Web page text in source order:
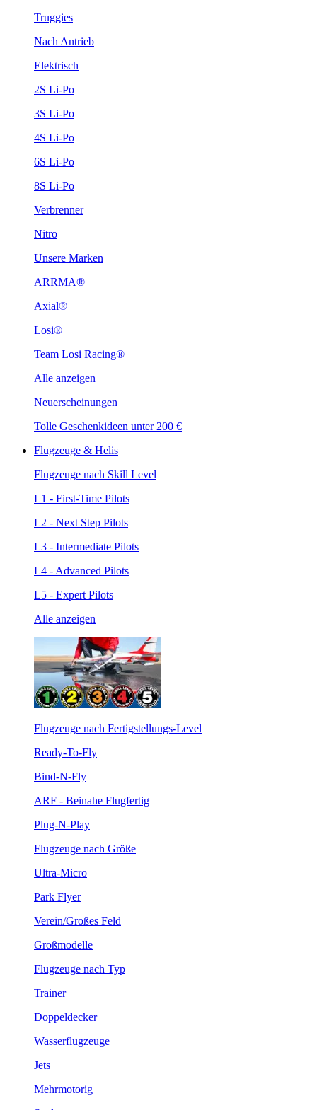
Truggies
Nach Antrieb
Elektrisch
2S Li-Po
3S Li-Po
4S Li-Po
6S Li-Po
8S Li-Po
Verbrenner
Nitro
Unsere Marken
ARRMA®
Axial®
Losi®
Team Losi Racing®
Alle anzeigen
Neuerscheinungen
Tolle Geschenkideen unter 200 €
Flugzeuge & Helis
Flugzeuge nach Skill Level
L1 - First-Time Pilots
L2 - Next Step Pilots
L3 - Intermediate Pilots
L4 - Advanced Pilots
L5 - Expert Pilots
Alle anzeigen
Flugzeuge nach Fertigstellungs-Level
Ready-To-Fly
Bind-N-Fly
ARF - Beinahe Flugfertig
Plug-N-Play
Flugzeuge nach Größe
Ultra-Micro
Park Flyer
Verein/Großes Feld
Großmodelle
Flugzeuge nach Typ
Trainer
Doppeldecker
Wasserflugzeuge
Jets
Mehrmotorig